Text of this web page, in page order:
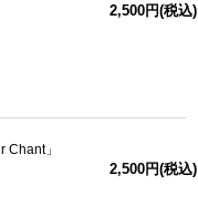
2,500円(税込)
Chant」
2,500円(税込)